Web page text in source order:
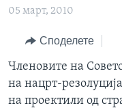
до
навигација
Пребарувај
СВЕТ
ЕКОНОМИЈА
ПОЛИТИКА
ЗДРАВЈЕ
АРХИВИРАНА
NEWSFLASH -
ВЕСТИ ОД САД ВО
ИЗБОРИ ВО САД
ЗА НАС
Learning English
05 март, 2010
Споделете
Членовите на
на нацрт-
на проектили од